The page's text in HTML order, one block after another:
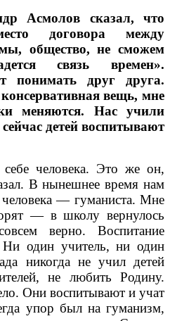
Асмолов сказал, что
договора между
общество, не сможем
связь времен».
понимать друг друга.
вещь, мне
меняются. Нас учили
детей воспитывают
человека. Это же он,
В нынешнее время нам
— гуманиста. Мне
— в школу вернулось
верно. Воспитание
один учитель, ни один
никогда не учил детей
не любить Родину.
Они воспитывают и учат
упор был на гуманизм,